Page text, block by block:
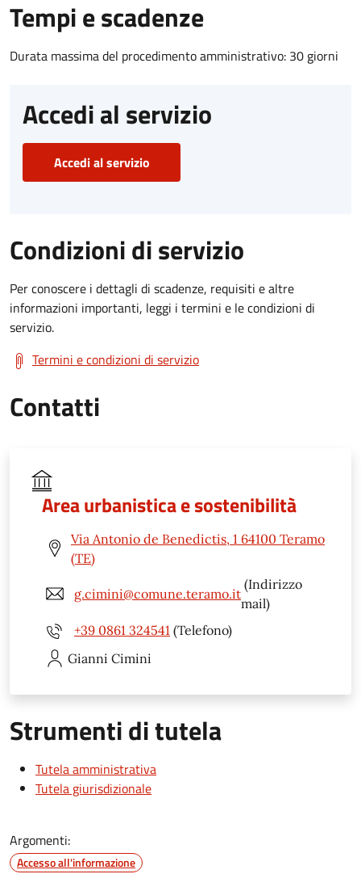
Tempi e scadenze
Durata massima del procedimento amministrativo: 30 giorni
Accedi al servizio
Accedi al servizio
Condizioni di servizio
Per conoscere i dettagli di scadenze, requisiti e altre
informazioni importanti, leggi i termini e le condizioni di
servizio.
Termini e condizioni di servizio
Contatti
Area urbanistica e sostenibilità
Via Antonio de Benedictis, 1 64100 Teramo
(TE)
g.cimini@comune.teramo.it
(Indirizzo
mail)
+39 0861 324541 (Telefono)
Gianni Cimini
Strumenti di tutela
Tutela amministrativa
Tutela giurisdizionale
Argomenti:
Accesso all'informazione